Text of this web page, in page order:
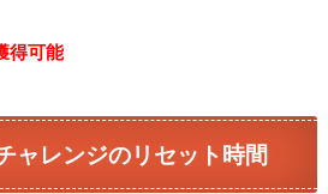
得可能
ャレンジのリセット時間